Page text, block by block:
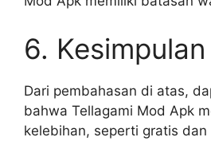
6. Kesimpulan
Dari pembahasan di atas,
bahwa Tellagami Mod Apk
kelebihan, seperti gratis